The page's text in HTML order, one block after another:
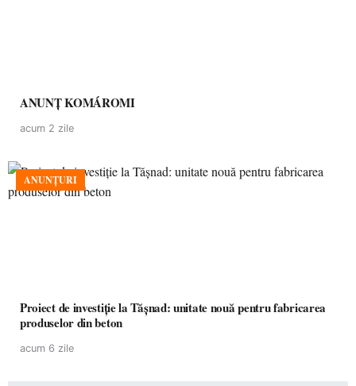
ANUNȚ KOMÁROMI
acum 2 zile
ANUNȚURI
Proiect de investiție la Tășnad: unitate nouă pentru fabricarea
produselor din beton
acum 6 zile